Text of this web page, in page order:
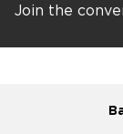
Join the